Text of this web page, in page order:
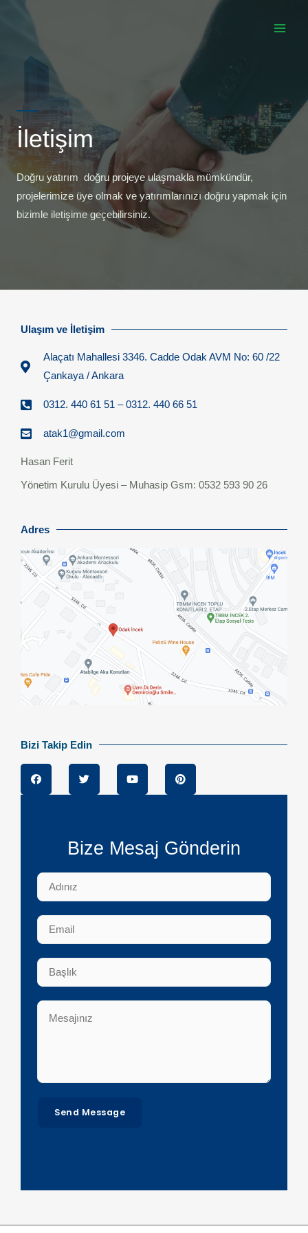
İletişim
Doğru yatırım doğru projeye ulaşmakla mümkündür,
projelerimize üye olmak ve yatırımlarınızı doğru yapmak için
bizimle iletişime geçebilirsiniz.
Ulaşım ve İletişim
Alaçatı Mahallesi 3346. Cadde Odak AVM No: 60 /22
Çankaya / Ankara​
0312. 440 61 51 – 0312. 440 66 51
atak1@gmail.com
Hasan Ferit
Yönetim Kurulu Üyesi – Muhasip Gsm: 0532 593 90 26
Adres
Bizi Takip Edin
Bize Mesaj Gönderin
Send Message